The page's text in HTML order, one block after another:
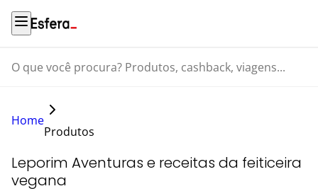
O que você procura? Produtos, cashback, viagens...
Home
Produtos
Leporim Aventuras e receitas da feiticeira
vegana